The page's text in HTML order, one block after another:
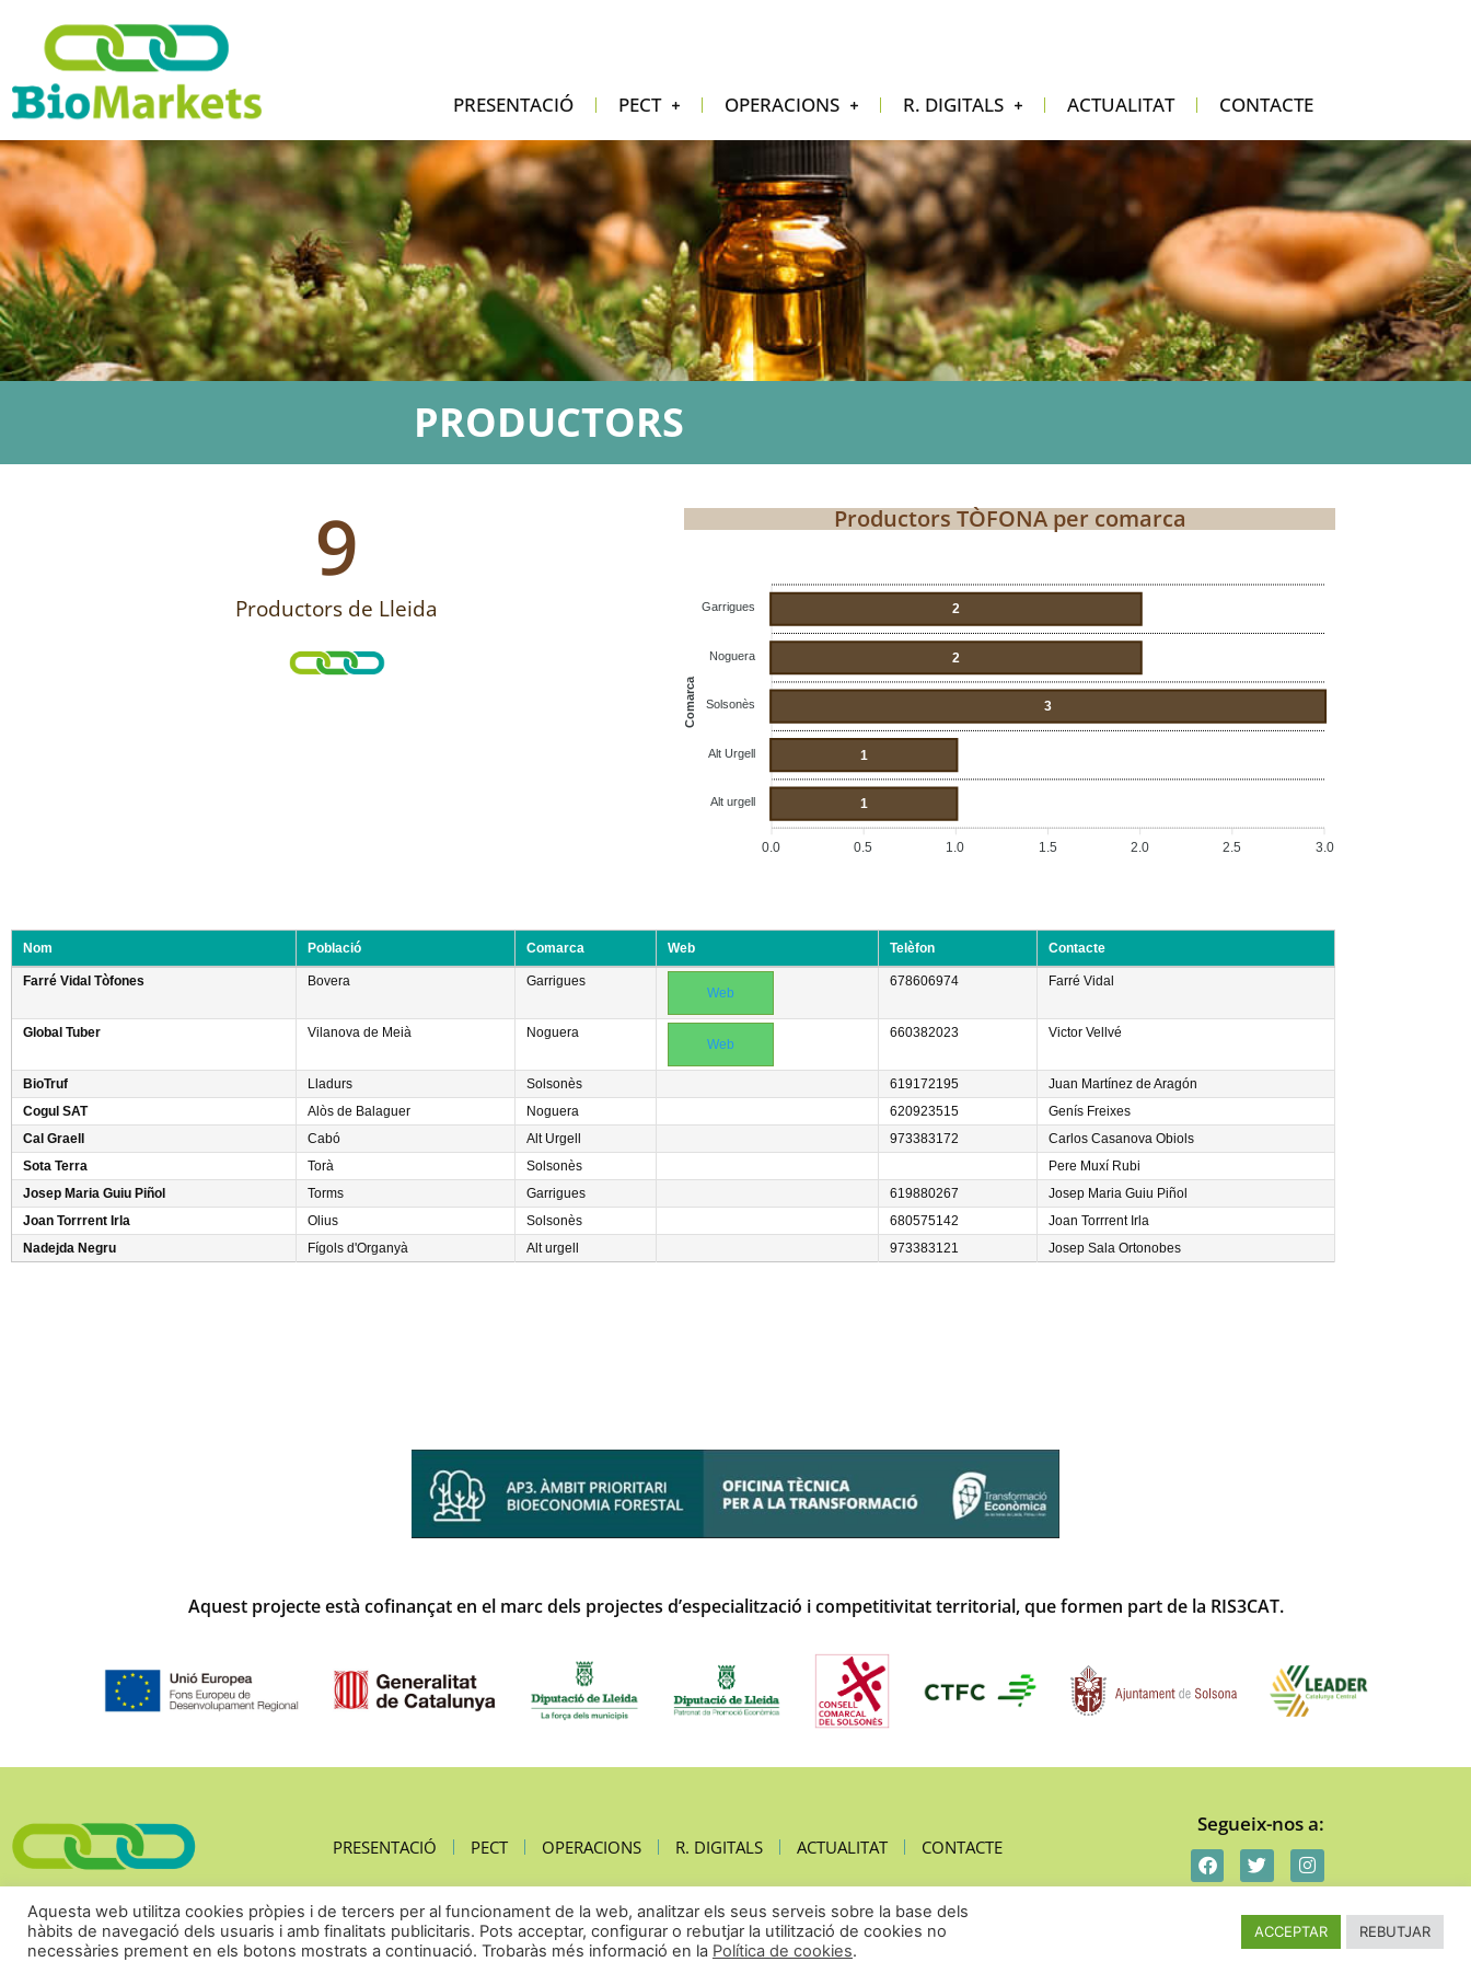
PRESENTACIÓ PECT OPERACIONS R. DIGITALS ACTUALITAT CONTACTE
PRODUCTORS
Productors de Lleida
9 Productors TÒFONA per comarca
2
2
3
1
1
Garrigues
Noguera
Solsonès
Alt Urgell
Alt urgell
Comarca
3.0
2.5
2.0
1.5
1.0
0.5
0.0
Nom Població Comarca Web Telèfon Contacte
Farré Vidal Tòfones Bovera Garrigues
Web
678606974 Farré Vidal
Global Tuber Vilanova de Meià Noguera
Web
660382023 Victor Vellvé
BioTruf Lladurs Solsonès 619172195
Juan Martínez de Aragón
Cogul SAT
Alòs de Balaguer Noguera 620923515
Genís Freixes
Cal Graell
Cabó Alt Urgell 973383172
Carlos Casanova Obiols
Sota Terra
Torà Solsonès
Pere Muxí Rubi
Josep Maria Guiu Piñol
Torms Garrigues 619880267
Josep Maria Guiu Piñol
Joan Torrrent Irla
Olius Solsonès 680575142
Joan Torrrent Irla
Nadejda Negru
Fígols d'Organyà Alt urgell 973383121 Josep Sala Ortonobes
Aquest projecte està cofinançat en el marc dels projectes d’especialització i competitivitat territorial, que formen part de la RIS3CAT.
PRESENTACIÓ PECT OPERACIONS R. DIGITALS ACTUALITAT CONTACTE
Segueix-nos a:
©2026 PECT BioMarkets · Avís Legal Projecte web desenvolupat percommunikt!
Aquesta web utilitza cookies pròpies i de tercers per al funcionament de la web, analitzar els seus serveis sobre la base dels
hàbits de navegació dels usuaris i amb finalitats publicitaris. Pots acceptar, configurar o rebutjar la utilització de cookies no
necessàries prement en els botons mostrats a continuació. Trobaràs més informació en la Política de cookies.
ACCEPTAR REBUTJAR